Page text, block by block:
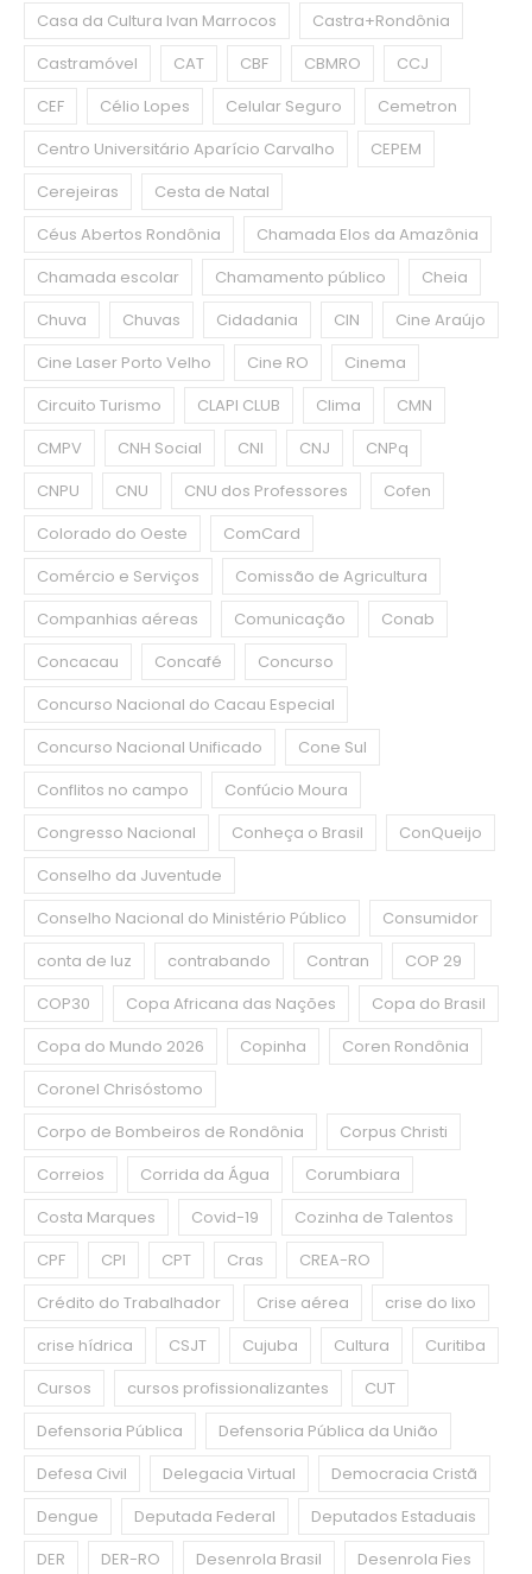
Casa da Cultura Ivan Marrocos
Castra+Rondônia
Castramóvel
CAT CBF CBMRO
CCJ
CEF
Célio Lopes Celular Seguro
Cemetron
Centro Universitário Aparício Carvalho
CEPEM
Cerejeiras
Cesta de Natal
Céus Abertos Rondônia
Chamada Elos da Amazônia
Chamada escolar
Chamamento público
Cheia
Chuva
Chuvas Cidadania CIN
Cine Araújo
Cine Laser Porto Velho
Cine RO
Cinema
Circuito Turismo
CLAPI CLUB Clima
CMN
CMPV
CNH Social CNI CNJ
CNPq
CNPU
CNU CNU dos Professores
Cofen
Colorado do Oeste
ComCard
Comércio e Serviços
Comissão de Agricultura
Companhias aéreas
Comunicação
Conab
Concacau
Concafé
Concurso
Concurso Nacional do Cacau Especial
Concurso Nacional Unificado
Cone Sul
Conflitos no campo
Confúcio Moura
Congresso Nacional
Conheça o Brasil
ConQueijo
Conselho da Juventude
Conselho Nacional do Ministério Público
Consumidor
conta de luz
contrabando Contran
COP 29
COP30
Copa Africana das Nações
Copa do Brasil
Copa do Mundo 2026
Copinha
Coren Rondônia
Coronel Chrisóstomo
Corpo de Bombeiros de Rondônia
Corpus Christi
Correios
Corrida da Água
Corumbiara
Costa Marques
Covid-19
Cozinha de Talentos
CPF
CPI CPT Cras
CREA-RO
Crédito do Trabalhador
Crise aérea
crise do lixo
crise hídrica
CSJT Cujuba Cultura
Curitiba
Cursos
cursos profissionalizantes
CUT
Defensoria Pública
Defensoria Pública da União
Defesa Civil
Delegacia Virtual
Democracia Cristã
Dengue
Deputada Federal
Deputados Estaduais
DER
DER-RO Desenrola Brasil
Desenrola Fies